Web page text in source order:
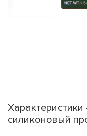
силиконовый